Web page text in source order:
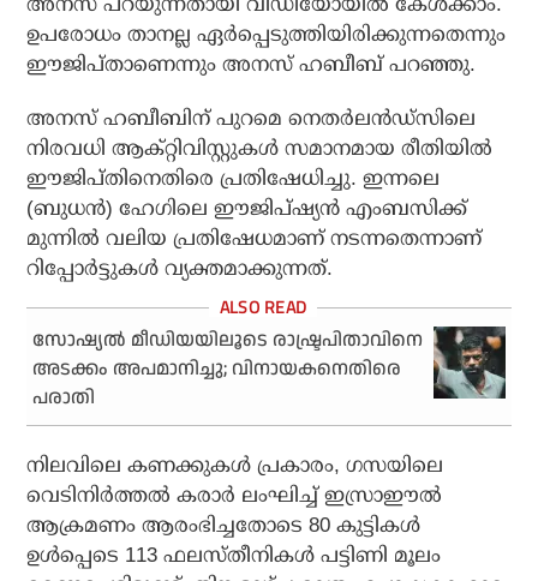
ഉപരോധം താനല്ല ഏര്‍പ്പെടുത്തിയിരിക്കുന്നതെന്നും
ഈജിപ്താണെന്നും അനസ് ഹബീബ് പറഞ്ഞു.
അനസ് ഹബീബിന് പുറമെ നെതര്‍ലന്‍ഡ്സിലെ
നിരവധി ആക്റ്റിവിസ്റ്റുകള്‍ സമാനമായ രീതിയില്‍
ഈജിപ്തിനെതിരെ പ്രതിഷേധിച്ചു. ഇന്നലെ
(ബുധന്‍) ഹേഗിലെ ഈജിപ്ഷ്യന്‍ എംബസിക്ക്
മുന്നില്‍ വലിയ പ്രതിഷേധമാണ് നടന്നതെന്നാണ്
റിപ്പോര്‍ട്ടുകള്‍ വ്യക്തമാക്കുന്നത്.
സോഷ്യല്‍ മീഡിയയിലൂടെ രാഷ്ട്രപിതാവിനെ
അടക്കം അപമാനിച്ചു; വിനായകനെതിരെ
പരാതി
നിലവിലെ കണക്കുകള്‍ പ്രകാരം, ഗസയിലെ
വെടിനിര്‍ത്തല്‍ കരാര്‍ ലംഘിച്ച് ഇസ്രാഈല്‍
ആക്രമണം ആരംഭിച്ചതോടെ 80 കുട്ടികള്‍
ഉള്‍പ്പെടെ 113 ഫലസ്തീനികള്‍ പട്ടിണി മൂലം